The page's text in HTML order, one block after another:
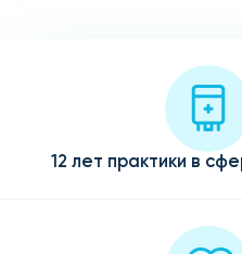
12 лет практики в